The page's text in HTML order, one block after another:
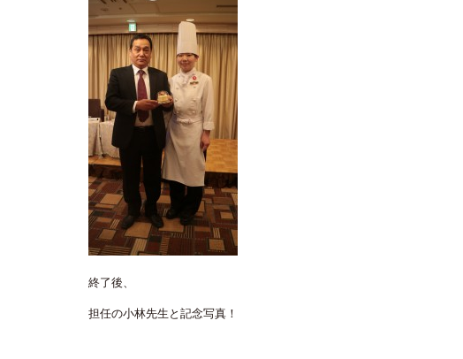
終了後、
担任の小林先生と記念写真！